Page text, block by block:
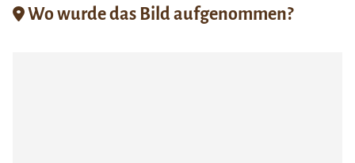
Wo wurde das Bild aufgenommen?